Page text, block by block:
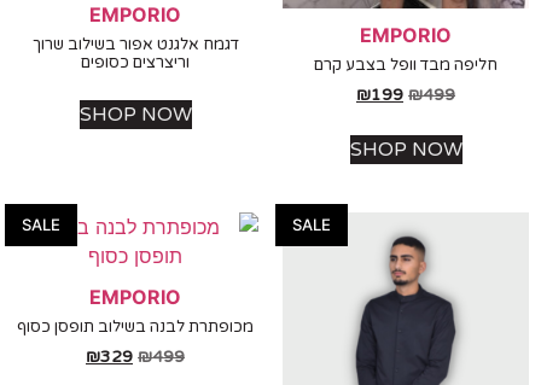
EMPORIO
חליפה מבד וופל בצבע קרם
₪
₪199
SHOP NOW
EMPORIO
דגמח אלגנט אפור בשילוב שרוך
וריצרצים כסופים
SHOP NOW
SALE
EMPORIO
מכופתרת לבנה בשילוב תופסן כסוף
₪
₪329